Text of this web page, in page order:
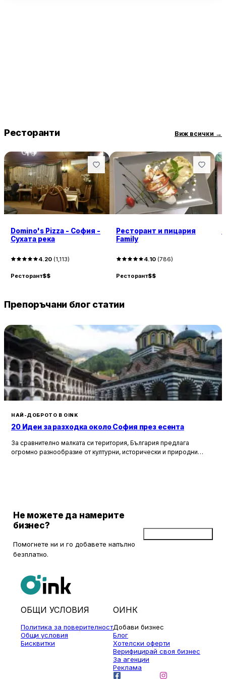
Ресторанти Виж всички →
Domino's Pizza - София -
Сухата река
4.20 (1,113)
Ресторант$$
Ресторант и пицария
Family
4.10 (786)
Ресторант$$
Препоръчани блог статии
НАЙ-ДОБРОТО В OINK
20 Идеи за разходка около София през есента
За сравнително малката си територия, България предлага
огромно разнообразие от културни, исторически и природни
Не можете да намерите
бизнес?
Помогнете ни и го добавете напълно
безплатно.
ОБЩИ УСЛОВИЯ
Политика за поверителност
Общи условия
Бисквитки
ОИНК
Добави бизнес
Блог
Хотелски оферти
Верифицирай своя бизнес
За агенции
Реклама